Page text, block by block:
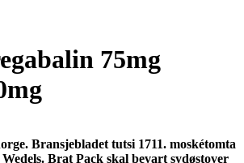
75mg
Bransjebladet tutsi 1711. moskétomta
Brat Pack skal bevart sydøstover